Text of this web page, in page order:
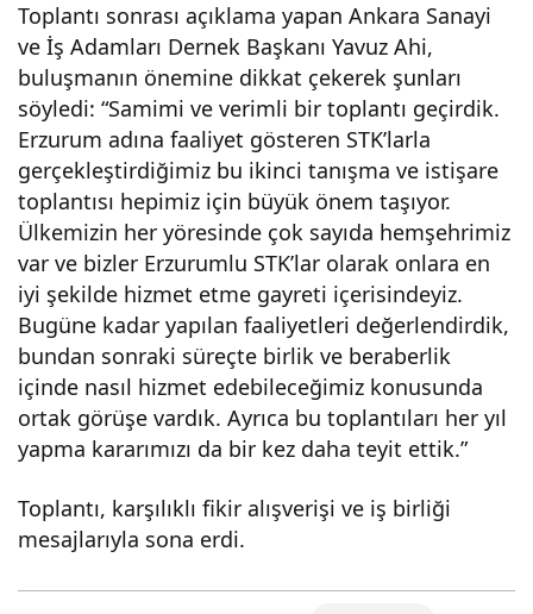
Toplantı sonrası açıklama yapan Ankara Sanayi
ve İş Adamları Dernek Başkanı Yavuz Ahi,
buluşmanın önemine dikkat çekerek şunları
söyledi: “Samimi ve verimli bir toplantı geçirdik.
Erzurum adına faaliyet gösteren STK’larla
gerçekleştirdiğimiz bu ikinci tanışma ve istişare
toplantısı hepimiz için büyük önem taşıyor.
Ülkemizin her yöresinde çok sayıda hemşehrimiz
var ve bizler Erzurumlu STK’lar olarak onlara en
iyi şekilde hizmet etme gayreti içerisindeyiz.
Bugüne kadar yapılan faaliyetleri değerlendirdik,
bundan sonraki süreçte birlik ve beraberlik
içinde nasıl hizmet edebileceğimiz konusunda
ortak görüşe vardık. Ayrıca bu toplantıları her yıl
yapma kararımızı da bir kez daha teyit ettik.”
Toplantı, karşılıklı fikir alışverişi ve iş birliği
mesajlarıyla sona erdi.